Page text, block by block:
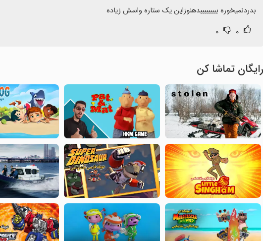
بدردنمیخوره بببببببببدهنوزاین یک ستاره واسش زیاده
۰ ۰
رایگان تماشا کن